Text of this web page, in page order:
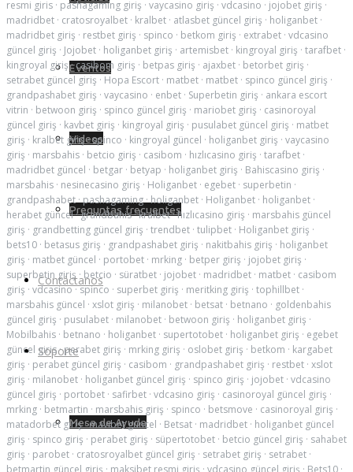
Eventos
Videos
Preguntas frecuentes
Contáctanos
Soporte
Mesa de Ayuda
resmi giris · pashagaming giriş · vaycasino giriş · vdcasino · jojobet giriş ·
madridbet · cratosroyalbet · kralbet · atlasbet güncel giriş · holiganbet ·
madridbet giriş · restbet giriş · spinco · betkom giriş · extrabet · vdcasino
güncel giriş · Jojobet · holiganbet giriş · artemisbet · kingroyal giriş · tarafbet ·
kingroyal giriş·casibom giriş · betpas giriş · ajaxbet · betorbet giriş ·
setrabet güncel giriş · Hopa Escort · matbet · matbet · spinco güncel giriş ·
grandpashabet giriş · vaycasino · enbet · Superbetin giriş · ankara escort
vitrin · betwoon giriş · spinco güncel giriş · mariobet giriş · casinoroyal
güncel giriş · kavbet giriş · kingroyal giriş · pusulabet güncel giriş · matbet
giriş · kralbet giriş·spinco · kingroyal güncel · holiganbet giriş · vaycasino
giriş · marsbahis · betcio giriş · casibom · hızlıcasino giriş · tarafbet ·
madridbet güncel · betgar · betyap · holiganbet giriş · Bahiscasino giriş ·
marsbahis · nesinecasino giriş · Holiganbet · egebet · superbetin ·
grandpashabet·pashagaming·holiganbet · Holiganbet · holiganbet ·
herabet güncel·grandbahis·kralbet·hızlıcasino giriş · marsbahis güncel
giriş · grandbetting güncel giriş · trendbet · tulipbet · Holiganbet giriş ·
bets10 · betasus giriş · grandpashabet giriş · nakitbahis giriş · holiganbet
giriş · matbet güncel · portobet · mrking · betper giriş · jojobet giriş ·
superbetin giriş · betcio · süratbet · jojobet · madridbet · matbet · casibom
giriş · vdcasino·spinco · superbet giriş · meritking giriş · tophillbet ·
marsbahis güncel · xslot giriş · milanobet · betsat · betnano · goldenbahis
güncel giriş · pusulabet · milanobet · betwoon giriş · holiganbet giriş ·
Mobilbahis · betnano · holiganbet · supertotobet · holiganbet giriş · egebet
güncel giris·perabet giriş · mrking giriş · oslobet giriş · betkom · kargabet
giriş · perabet güncel giriş · casibom · grandpashabet giriş · restbet · xslot
giriş · milanobet · holiganbet güncel giriş · spinco giriş · jojobet · vdcasino
güncel giriş · portobet · safirbet · vdcasino giriş · casinoroyal güncel giriş ·
mrking · betmartin · marsbahis giriş · spinco · betsmove · casinoroyal giriş ·
matadorbet giriş·mavibet güncel · Betsat · madridbet · holiganbet güncel
giriş · spinco giriş · perabet giriş · süpertotobet · betcio güncel giriş · sahabet
giriş · parobet · cratosroyalbet güncel giriş · setrabet giriş · setrabet ·
betmartin güncel giriş · maksibet resmi giriş · vdcasino güncel giriş · Bets10 ·